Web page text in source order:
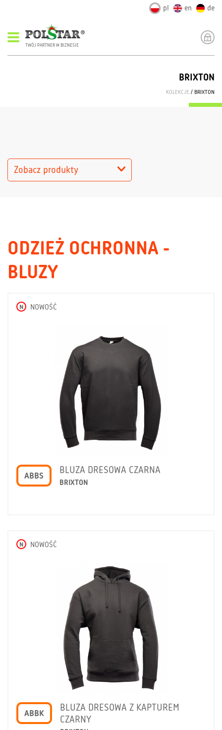
pl en de
TWÓJ PARTNER W BIZNESIE
BRIXTON
KOLEKCJE / BRIXTON
Zobacz produkty
ODZIEŻ OCHRONNA -
BLUZY
N NOWOŚĆ
ABBS
BLUZA DRESOWA CZARNA
BRIXTON
N NOWOŚĆ
ABBK
BLUZA DRESOWA Z KAPTUREM
CZARNY